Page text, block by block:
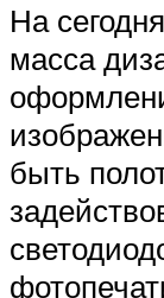
На
масса
быть